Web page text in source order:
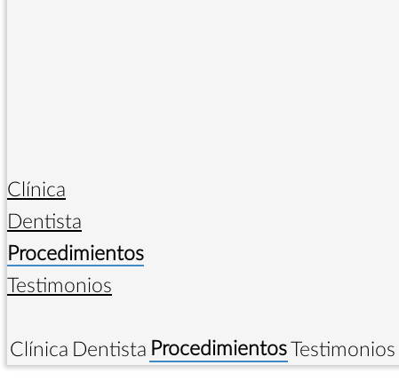
Clínica
Dentista
Procedimientos
Testimonios
Clínica Dentista ProcedimientosTestimonios